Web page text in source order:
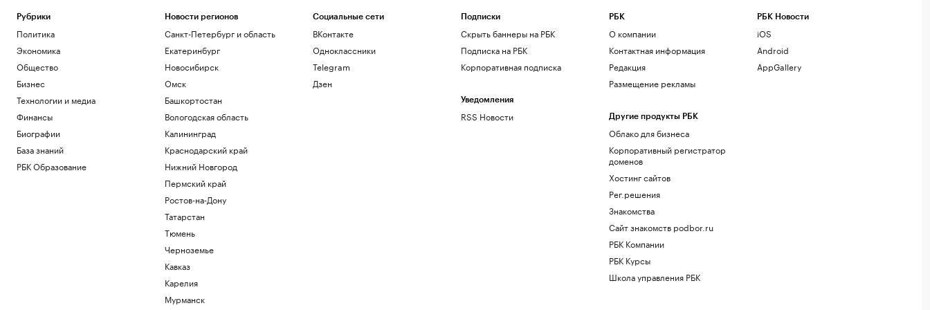
Рубрики
Политика
Экономика
Общество
Бизнес
Технологии и медиа
Финансы
Биографии
База знаний
РБК Образование
Новости регионов
Санкт-Петербург и область
Екатеринбург
Новосибирск
Омск
Башкортостан
Вологодская область
Калининград
Краснодарский край
Нижний Новгород
Пермский край
Ростов-на-Дону
Татарстан
Тюмень
Черноземье
Кавказ
Карелия
Мурманск
Социальные сети
ВКонтакте
Одноклассники
Telegram
Дзен
Подписки
Скрыть баннеры на РБК
Подписка на РБК
Корпоративная подписка
Уведомления
RSS Новости
РБК
О компании
Контактная информация
Редакция
Размещение рекламы
Другие продукты РБК
Облако для бизнеса
Корпоративный регистратор
доменов
Хостинг сайтов
Рег.решения
Знакомства
Сайт знакомств podbor.ru
РБК Компании
РБК Курсы
Школа управления РБК
РБК Новости
iOS
Android
AppGallery